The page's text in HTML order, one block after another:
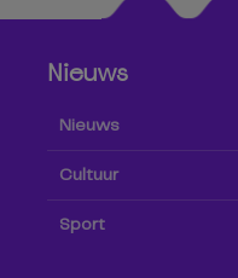
Nieuws
Nieuws
Cultuur
Sport